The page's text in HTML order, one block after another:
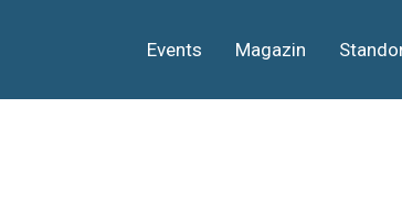
Events Magazin